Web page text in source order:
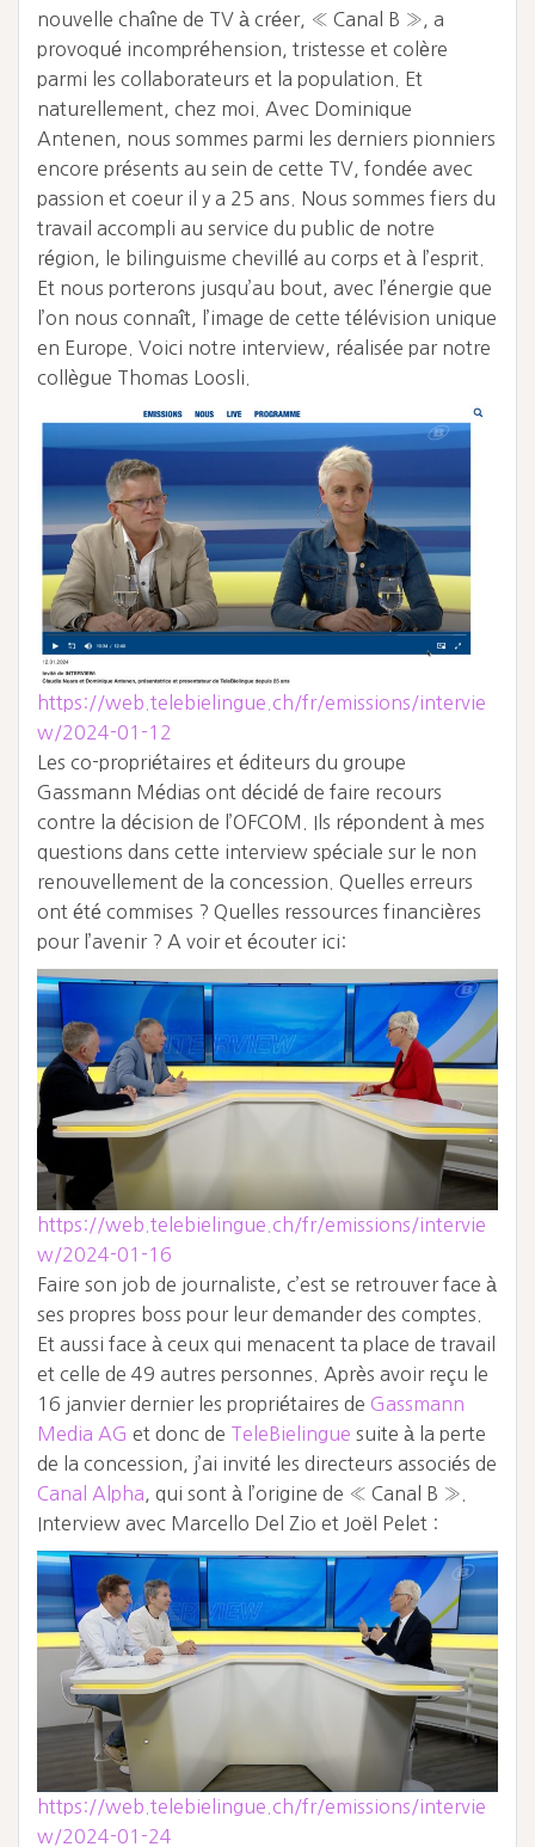
nouvelle chaîne de TV à créer, « Canal B », a
provoqué incompréhension, tristesse et colère
parmi les collaborateurs et la population. Et
naturellement, chez moi. Avec Dominique
Antenen, nous sommes parmi les derniers pionniers
encore présents au sein de cette TV, fondée avec
passion et coeur il y a 25 ans. Nous sommes fiers du
travail accompli au service du public de notre
région, le bilinguisme chevillé au corps et à l’esprit.
Et nous porterons jusqu’au bout, avec l’énergie que
l’on nous connaît, l’image de cette télévision unique
en Europe. Voici notre interview, réalisée par notre
collègue Thomas Loosli.
https://web.telebielingue.ch/fr/emissions/intervie
w/2024-01-12
Les co-propriétaires et éditeurs du groupe
Gassmann Médias ont décidé de faire recours
contre la décision de l’OFCOM. Ils répondent à mes
questions dans cette interview spéciale sur le non
renouvellement de la concession. Quelles erreurs
ont été commises ? Quelles ressources financières
pour l’avenir ? A voir et écouter ici:
https://web.telebielingue.ch/fr/emissions/intervie
w/2024-01-16
Faire son job de journaliste, c’est se retrouver face à
ses propres boss pour leur demander des comptes.
Et aussi face à ceux qui menacent ta place de travail
et celle de 49 autres personnes. Après avoir reçu le
16 janvier dernier les propriétaires de Gassmann
Media AG et donc de TeleBielingue suite à la perte
de la concession, j’ai invité les directeurs associés de
Canal Alpha, qui sont à l’origine de « Canal B ».
Interview avec Marcello Del Zio et Joël Pelet :
https://web.telebielingue.ch/fr/emissions/intervie
w/2024-01-24